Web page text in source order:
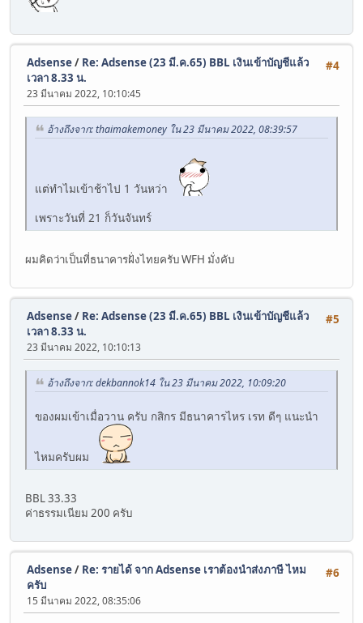
#4
Adsense/ Re: Adsense (23 มี.ค.65) BBL เงินเข้าบัญชีแล้ว
เวลา 8.33 น.
23 มีนาคม 2022, 10:10:45
อ้างถึงจาก: thaimakemoney ใน 23 มีนาคม 2022, 08:39:57
แต่ทำไมเข้าช้าไป 1 วันหว่า
เพราะวันที่ 21 ก็วันจันทร์
ผมคิดว่าเป็นที่ธนาคารฝั่งไทยครับ WFH มั่งคับ
#5
Adsense/ Re: Adsense (23 มี.ค.65) BBL เงินเข้าบัญชีแล้ว
เวลา 8.33 น.
23 มีนาคม 2022, 10:10:13
อ้างถึงจาก: dekbannok14 ใน 23 มีนาคม 2022, 10:09:20
ของผมเข้าเมื่อวาน ครับ กสิกร มีธนาคารไหร เรท ดีๆ แนะนำ
ไหมครับผม
BBL 33.33
ค่าธรรมเนียม 200 ครับ
#6
Adsense/ Re: รายได้ จาก Adsense เราต้องนำส่งภาษี ไหม
ครับ
15 มีนาคม 2022, 08:35:06